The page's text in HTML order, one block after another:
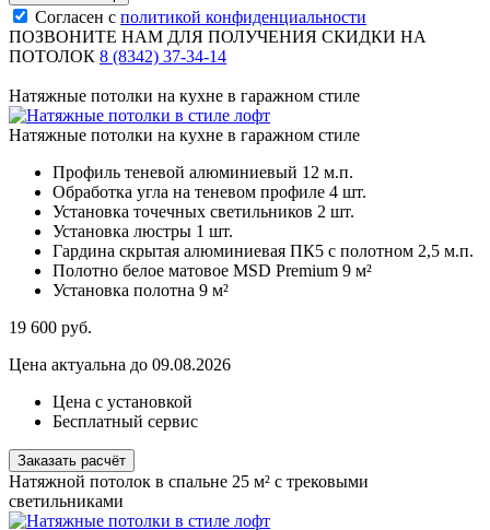
Согласен с политикой конфиденциальности
ПОЗВОНИТЕ НАМ ДЛЯ ПОЛУЧЕНИЯ СКИДКИ НА
ПОТОЛОК 8 (8342) 37-34-14
Натяжные потолки на кухне в гаражном стиле
Натяжные потолки на кухне в гаражном стиле
Профиль теневой алюминиевый 12 м.п.
Обработка угла на теневом профиле 4 шт.
Установка точечных светильников 2 шт.
Установка люстры 1 шт.
Гардина скрытая алюминиевая ПК5 с полотном 2,5 м.п.
Полотно белое матовое MSD Premium 9 м²
Установка полотна 9 м²
19 600 руб.
Цена актуальна до 09.08.2026
Цена с установкой
Бесплатный сервис
Заказать расчёт
Натяжной потолок в спальне 25 м² с трековыми
светильниками